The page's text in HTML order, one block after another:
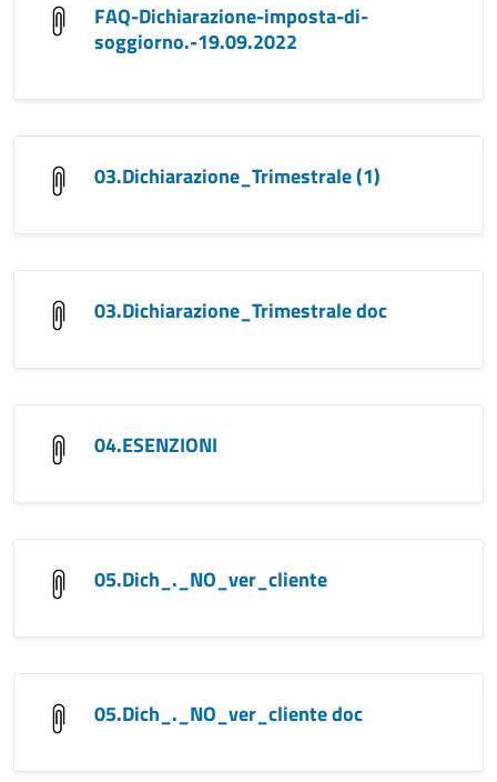
FAQ-Dichiarazione-imposta-di-
soggiorno.-19.09.2022
03.Dichiarazione_Trimestrale (1)
03.Dichiarazione_Trimestrale doc
04.ESENZIONI
05.Dich_._NO_ver_cliente
05.Dich_._NO_ver_cliente doc